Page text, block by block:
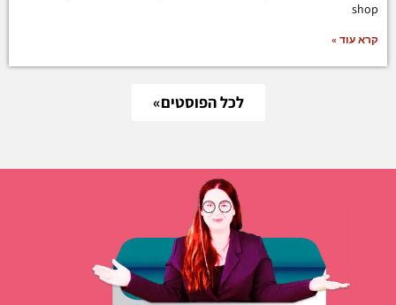
shop
קרא עוד »
לכל הפוסטים»